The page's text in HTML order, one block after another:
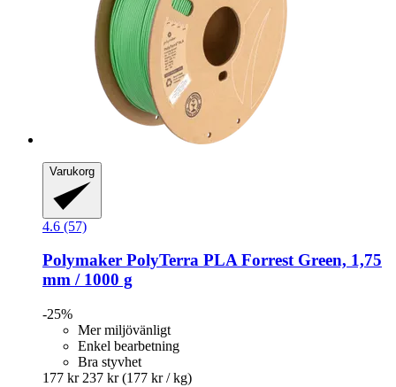
Varukorg
4.6 (57)
Polymaker PolyTerra PLA Forrest Green, 1,75
mm / 1000 g
-25%
Mer miljövänligt
Enkel bearbetning
Bra styvhet
177 kr 237 kr (177 kr / kg)